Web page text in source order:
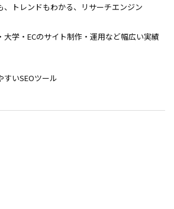
、トレンドもわかる、リサーチエンジン
大学・ECのサイト制作・運用など幅広い実績
すいSEOツール